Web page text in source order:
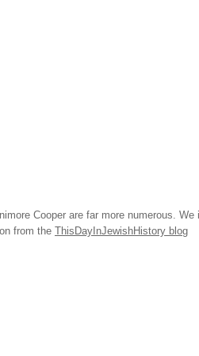
Cooper are far more numerous.
from the ThisDayInJewishHistory blog